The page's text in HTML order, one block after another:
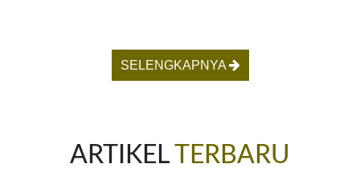
SELENGKAPNYA
ARTIKELTERBARU